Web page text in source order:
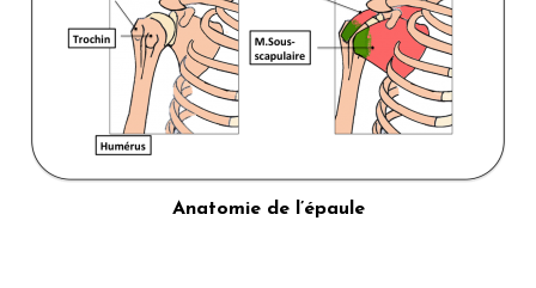
Anatomie de l’épaule